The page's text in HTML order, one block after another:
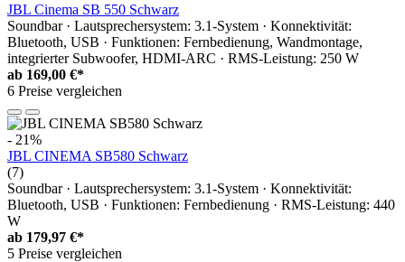
JBL Cinema SB 550 Schwarz
Soundbar · Lautsprechersystem: 3.1-System · Konnektivität:
Bluetooth, USB · Funktionen: Fernbedienung, Wandmontage,
integrierter Subwoofer, HDMI-ARC · RMS-Leistung: 250 W
ab 169,00 €*
6 Preise vergleichen
- 21%
JBL CINEMA SB580 Schwarz
(7)
Soundbar · Lautsprechersystem: 3.1-System · Konnektivität:
Bluetooth, USB · Funktionen: Fernbedienung · RMS-Leistung: 440
W
ab 179,97 €*
5 Preise vergleichen